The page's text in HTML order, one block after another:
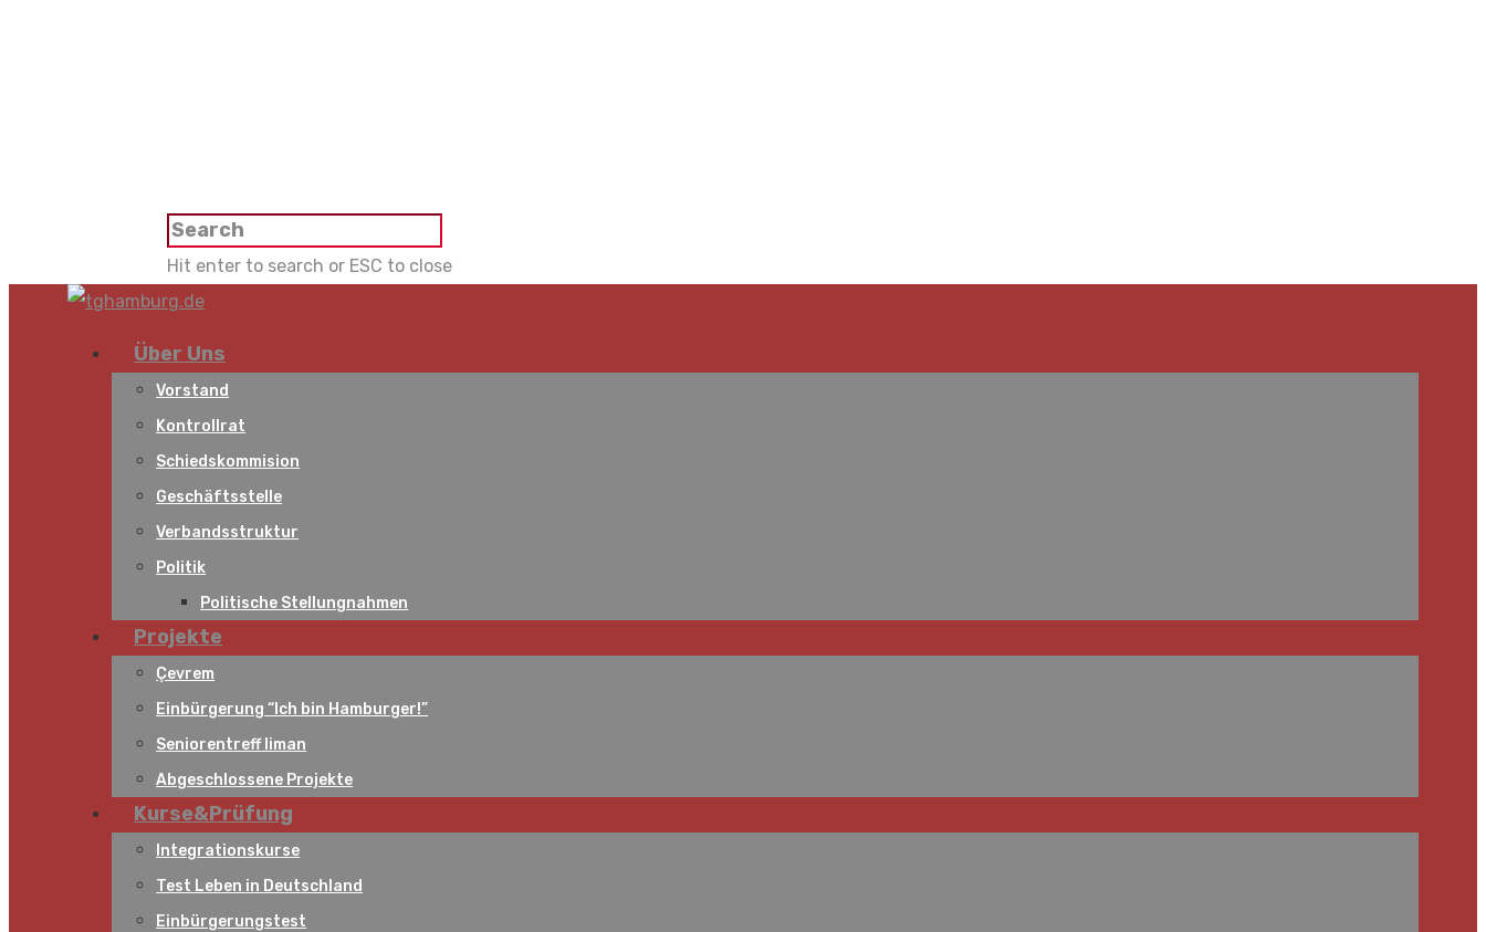
Hit enter to search or ESC to close
Über Uns
Vorstand
Kontrollrat
Schiedskommision
Geschäftsstelle
Verbandsstruktur
Politik
Politische Stellungnahmen
Projekte
Çevrem
Einbürgerung “Ich bin Hamburger!”
Seniorentreff liman
Abgeschlossene Projekte
Kurse&Prüfung
Integrationskurse
Test Leben in Deutschland
Einbürgerungstest